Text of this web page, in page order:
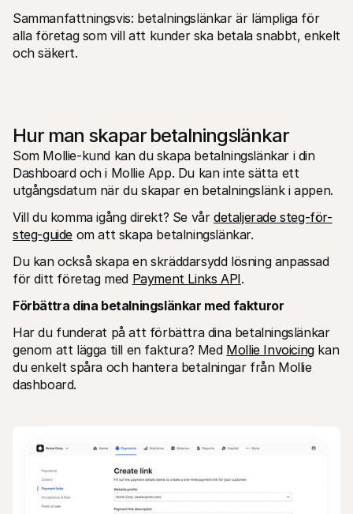
Sammanfattningsvis: betalningslänkar är lämpliga för
alla företag som vill att kunder ska betala snabbt, enkelt
och säkert.
Hur man skapar betalningslänkar
Som Mollie-kund kan du skapa betalningslänkar i din
Dashboard och i Mollie App. Du kan inte sätta ett
utgångsdatum när du skapar en betalningslänk i appen.
Vill du komma igång direkt? Se vår detaljerade steg-för-
steg-guide om att skapa betalningslänkar.
Du kan också skapa en skräddarsydd lösning anpassad
för ditt företag med Payment Links API.
Förbättra dina betalningslänkar med fakturor
Har du funderat på att förbättra dina betalningslänkar
genom att lägga till en faktura? Med Mollie Invoicing kan
du enkelt spåra och hantera betalningar från Mollie
dashboard.